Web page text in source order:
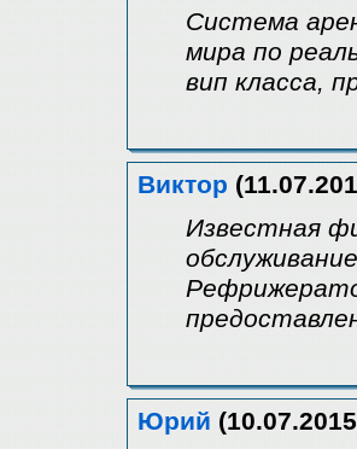
Система
мира по
вип класса,
Виктор
Известная
Юрий